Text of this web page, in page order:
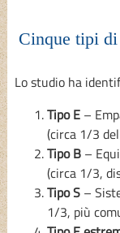
Cinque tipi
Lo studio ha
Tipo E–
(circa 1/3
Tipo B–
(circa 1/3,
Tipo S–
1/3, più